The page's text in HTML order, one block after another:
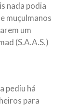
nada podia
muçulmanos
um
(S.A.A.S.)
pediu há
para